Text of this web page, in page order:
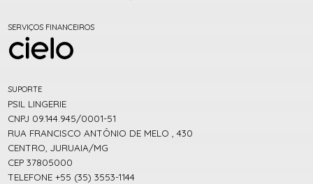
SERVIÇOS FINANCEIROS
SUPORTE
PSIL LINGERIE
CNPJ 09.144.945/0001-51
RUA FRANCISCO ANTÔNIO DE MELO , 430
CENTRO, JURUAIA/MG
CEP 37805000
TELEFONE +55 (35) 3553-1144